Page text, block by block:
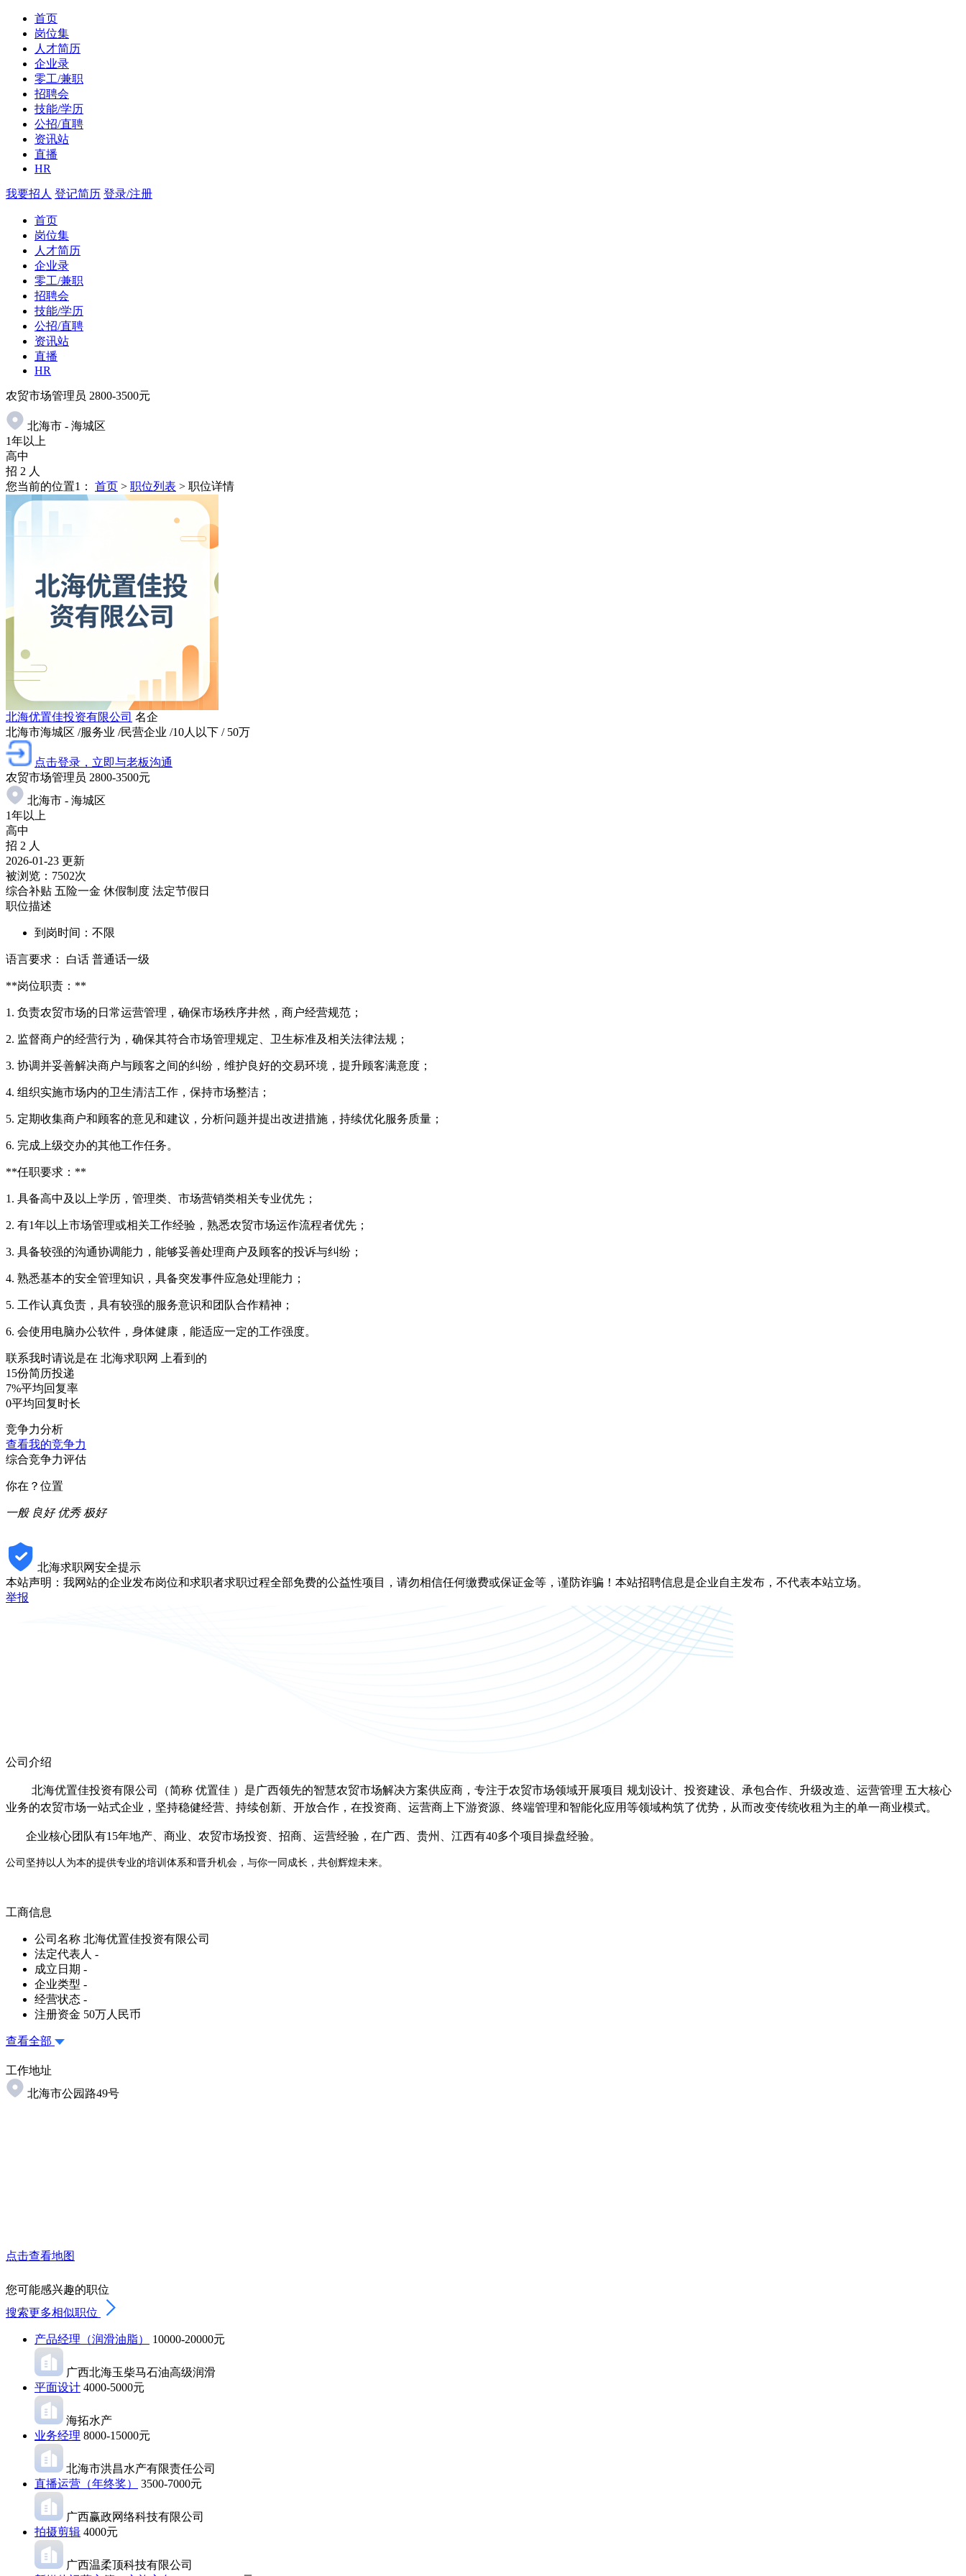
首页
岗位集
人才简历
企业录
零工/兼职
招聘会
技能/学历
公招/直聘
资讯站
直播
HR
我要招人 登记简历 登录/注册
首页
岗位集
人才简历
企业录
零工/兼职
招聘会
技能/学历
公招/直聘
资讯站
直播
HR
农贸市场管理员 2800-3500元
北海市 - 海城区
1年以上
高中
招 2 人
您当前的位置1： 首页 > 职位列表 > 职位详情
北海优置佳投资有限公司 名企
北海市海城区 /服务业 /民营企业 /10人以下 / 50万
点击登录，立即与老板沟通
农贸市场管理员 2800-3500元
北海市 - 海城区
1年以上
高中
招 2 人
2026-01-23 更新
被浏览： 7502次
综合补贴 五险一金 休假制度 法定节假日
职位描述
到岗时间：不限
语言要求： 白话 普通话一级
**岗位职责：**
1. 负责农贸市场的日常运营管理，确保市场秩序井然，商户经营规范；
2. 监督商户的经营行为，确保其符合市场管理规定、卫生标准及相关法律法规；
3. 协调并妥善解决商户与顾客之间的纠纷，维护良好的交易环境，提升顾客满意度；
4. 组织实施市场内的卫生清洁工作，保持市场整洁；
5. 定期收集商户和顾客的意见和建议，分析问题并提出改进措施，持续优化服务质量；
6. 完成上级交办的其他工作任务。
**任职要求：**
1. 具备高中及以上学历，管理类、市场营销类相关专业优先；
2. 有1年以上市场管理或相关工作经验，熟悉农贸市场运作流程者优先；
3. 具备较强的沟通协调能力，能够妥善处理商户及顾客的投诉与纠纷；
4. 熟悉基本的安全管理知识，具备突发事件应急处理能力；
5. 工作认真负责，具有较强的服务意识和团队合作精神；
6. 会使用电脑办公软件，身体健康，能适应一定的工作强度。
联系我时请说是在 北海求职网
上看到的
15份简历投递
7%平均回复率
0平均回复时长
竞争力分析
查看我的竞争力
综合竞争力评估
你在？位置
一般 良好 优秀 极好
北海求职网安全提示
本站声明：我网站的企业发布岗位和求职者求职过程全部免费的公益性项目，请勿相信任何缴费或保证金等，谨防诈骗！本站招聘信息是企业自主发布，不代表本站立场。
举报
公司介绍
北海优置佳投资有限公司（简称 优置佳 ）是广西领先的智慧农贸市场解决方案供应商，专注于农贸市场领域开展项目 规划设计、投资建设、承包合作、升级改造、运营管理 五大核心
业务的农贸市场一站式企业，坚持稳健经营、持续创新、开放合作，在投资商、运营商上下游资源、终端管理和智能化应用等领域构筑了优势，从而改变传统收租为主的单一商业模式。
企业核心团队有15年地产、商业、农贸市场投资、招商、运营经验，在广西、贵州、江西有40多个项目操盘经验。
公司坚持以人为本的提供专业的培训体系和晋升机会，与你一同成长，共创辉煌未来。
工商信息
公司名称 北海优置佳投资有限公司
法定代表人 -
成立日期 -
企业类型 -
经营状态 -
注册资金 50万人民币
查看全部
工作地址
北海市公园路49号
点击查看地图
您可能感兴趣的职位
搜索更多相似职位
产品经理（润滑油脂） 10000-20000元
广西北海玉柴马石油高级润滑
平面设计 4000-5000元
海拓水产
业务经理 8000-15000元
北海市洪昌水产有限责任公司
直播运营（年终奖）
3500-7000元
广西赢政网络科技有限公司
拍摄剪辑 4000元
广西温柔顶科技有限公司